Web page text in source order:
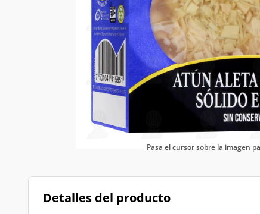
Pasa el cursor sobre la imagen
Detalles del producto